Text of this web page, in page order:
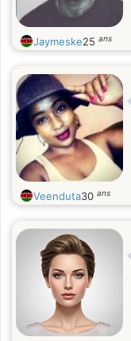
Jaymeske25 ans
Veenduta30 ans